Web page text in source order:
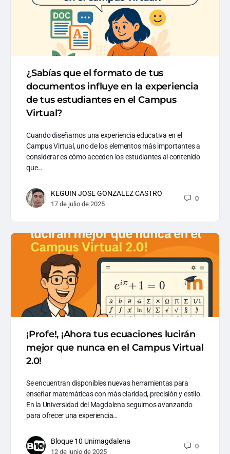
¿Sabías que el formato de tus
documentos influye en la experiencia
de tus estudiantes en el Campus
Virtual?
Cuando diseñamos una experiencia educativa en el
Campus Virtual, uno de los elementos más importantes a
considerar es cómo acceden los estudiantes al contenido
que…
KEGUIN JOSE GONZALEZ CASTRO
17 de julio de 2025
0
¡Profe!, ¡Ahora tus ecuaciones lucirán
mejor que nunca en el Campus Virtual
2.0!
Se encuentran disponibles nuevas herramientas para
enseñar matemáticas con más claridad, precisión y estilo.
En la Universidad del Magdalena seguimos avanzando
para ofrecer una experiencia…
Bloque 10 Unimagdalena
12 de junio de 2025
0